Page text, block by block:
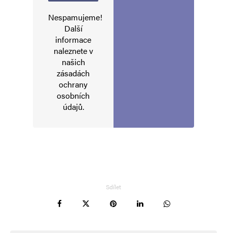
Nespamujeme!
Další
informace
naleznete v
našich
zásadách
ochrany
osobních
údajů.
Sdílet